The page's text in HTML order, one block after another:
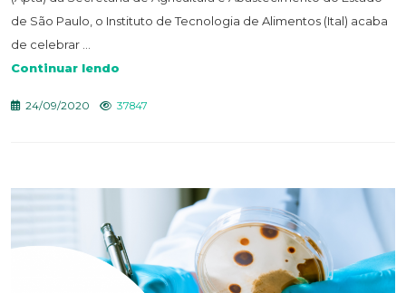
de São Paulo, o Instituto de Tecnologia de Alimentos (Ital) acaba
de celebrar ...
Continuar lendo
24/09/2020 37847